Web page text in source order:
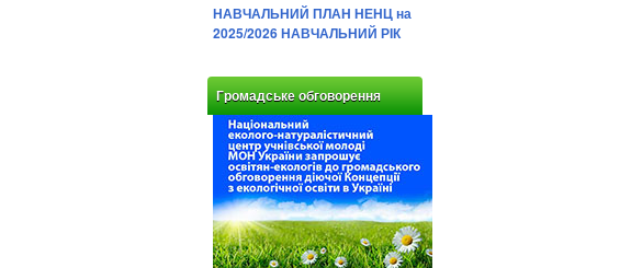
НАВЧАЛЬНИЙ ПЛАН НЕНЦ на
2025/2026 НАВЧАЛЬНИЙ РІК
Громадське обговорення